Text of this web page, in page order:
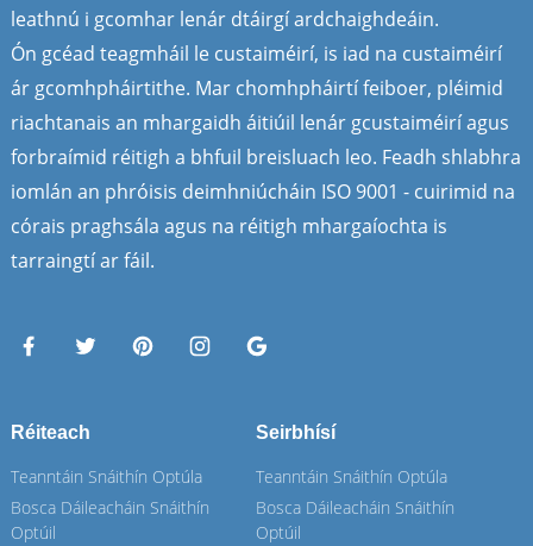
leathnú i gcomhar lenár dtáirgí ardchaighdeáin.
Ón gcéad teagmháil le custaiméirí, is iad na custaiméirí
ár gcomhpháirtithe. Mar chomhpháirtí feiboer, pléimid
riachtanais an mhargaidh áitiúil lenár gcustaiméirí agus
forbraímid réitigh a bhfuil breisluach leo. Feadh shlabhra
iomlán an phróisis deimhniúcháin ISO 9001 - cuirimid na
córais praghsála agus na réitigh mhargaíochta is
tarraingtí ar fáil.
Réiteach
Teanntáin Snáithín Optúla
Bosca Dáileacháin Snáithín
Optúil
Seirbhísí
Teanntáin Snáithín Optúla
Bosca Dáileacháin Snáithín
Optúil